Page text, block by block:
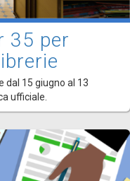
35 per
dal 15 giugno al 13
ufficiale.